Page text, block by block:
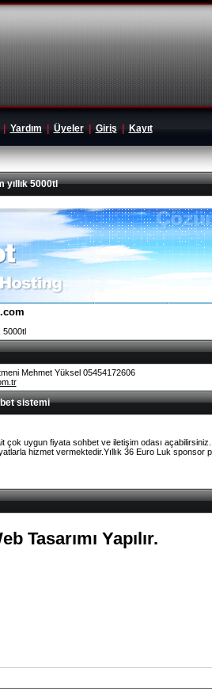
Yardım Üyeler| Giriş| Kayıt
yıllık 5000tl
5000tl
Mehmet Yüksel 05454172606
sistemi
uygun fiyata sohbet ve iletişim odası
hizmet vermektedir.Yıllık 36 Euro Luk sponsor
Tasarımı Yapılır.